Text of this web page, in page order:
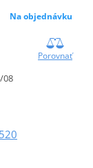
Na objednávku
Porovnať
08